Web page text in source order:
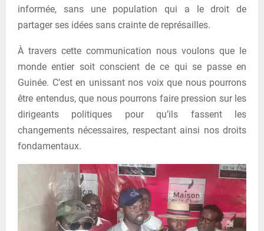
informée, sans une population qui a le droit de
partager ses idées sans crainte de représailles.
À travers cette communication nous voulons que le
monde entier soit conscient de ce qui se passe en
Guinée. C’est en unissant nos voix que nous pourrons
être entendus, que nous pourrons faire pression sur les
dirigeants politiques pour qu’ils fassent les
changements nécessaires, respectant ainsi nos droits
fondamentaux.